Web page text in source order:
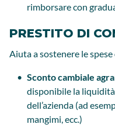
rimborsare con
PRESTITO DI
Aiuta a sostenere le
Sconto cambiale
disponibile la
dell’azienda (ad
mangimi, ecc.)